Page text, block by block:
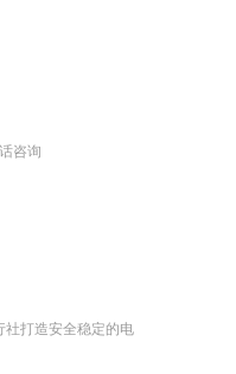
咨询
社打造安全稳定的电